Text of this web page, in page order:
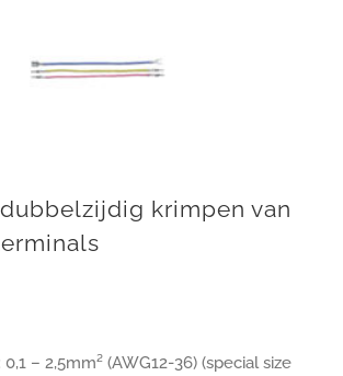
krimpen van
– 2,5mm² (AWG12-36) (special size